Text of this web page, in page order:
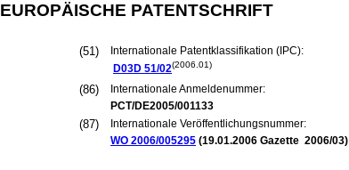
EUROPÄISCHE PATENTSCHRIFT
(51)
Internationale Patentklassifikation (IPC):
D03D 51/02(2006.01)
(86)
Internationale Anmeldenummer:
PCT/DE2005/001133
(87)
Internationale Veröffentlichungsnummer:
WO 2006/005295 (19.01.2006 Gazette 2006/03)